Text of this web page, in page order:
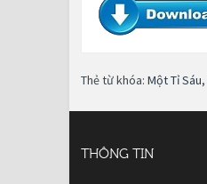
Thẻ từ khóa: Một Tỉ Sáu,
THÔNG TIN